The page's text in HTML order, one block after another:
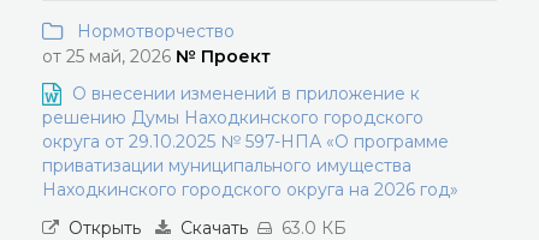
Нормотворчество
от 25 май, 2026 № Проект
О внесении изменений в приложение к
решению Думы Находкинского городского
округа от 29.10.2025 № 597-НПА «О программе
приватизации муниципального имущества
Находкинского городского округа на 2026 год»
Открыть
Скачать 63.0 КБ